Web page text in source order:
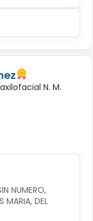
N. M.
NUMERO,
MARIA, DEL